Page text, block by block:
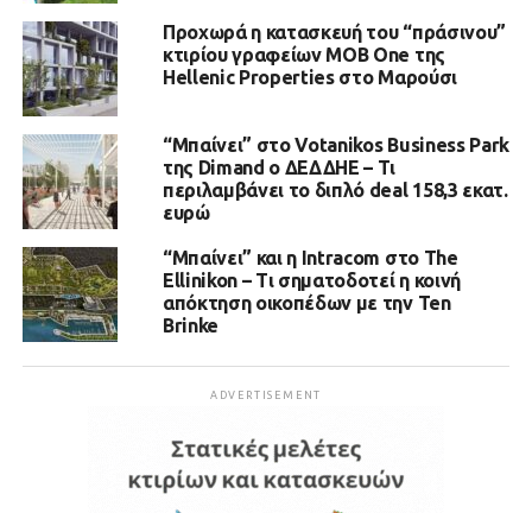
Προχωρά η κατασκευή του “πράσινου”
κτιρίου γραφείων MOB One της
Hellenic Properties στο Μαρούσι
“Μπαίνει” στο Votanikos Business Park
της Dimand ο ΔΕΔΔΗΕ – Τι
περιλαμβάνει το διπλό deal 158,3 εκατ.
ευρώ
“Μπαίνει” και η Intracom στο The
Ellinikon – Τι σηματοδοτεί η κοινή
απόκτηση οικοπέδων με την Ten
Brinke
ADVERTISEMENT